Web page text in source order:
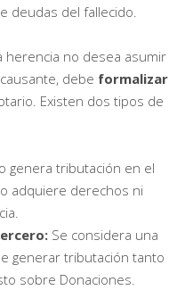
deudas del fallecido.
herencia no desea asumir
debe formalizar
Existen dos tipos de
genera tributación en el
adquiere derechos ni
Se considera una
generar tributación tanto
sobre Donaciones.